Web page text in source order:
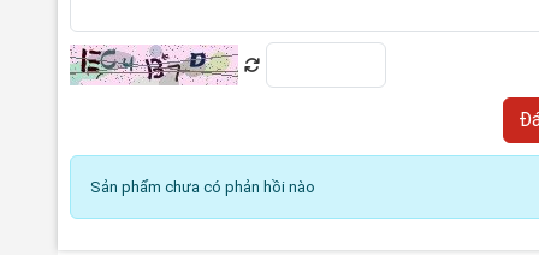
Sản phẩm chưa có phản hồi nào